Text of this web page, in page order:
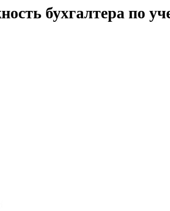
бухгалтера по